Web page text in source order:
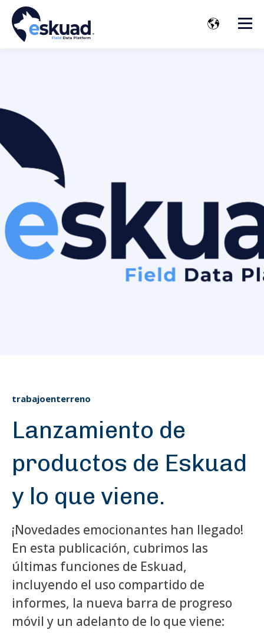
trabajoenterreno
Lanzamiento de
productos de Eskuad
y lo que viene.
¡Novedades emocionantes han llegado!
En esta publicación, cubrimos las
últimas funciones de Eskuad,
incluyendo el uso compartido de
informes, la nueva barra de progreso
móvil y un adelanto de lo que viene: